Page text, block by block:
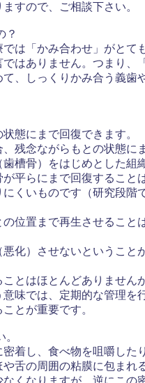
すので、ご相談下さい。
？
は「かみ合わせ」がとて
はありません。つまり、
、しっくりかみ合う義歯
態にまで回復できます。
残念ながらもとの状態に
槽骨）をはじめとした組
平らにまで回復すること
くいものです（研究段階
位置まで再生させること
化）させないということ
とはほとんどありません
味では、定期的な管理を
とが重要です。
着し、食べ物を咀嚼した
舌の周囲の粘膜に包まれ
くなりますが、逆にこの